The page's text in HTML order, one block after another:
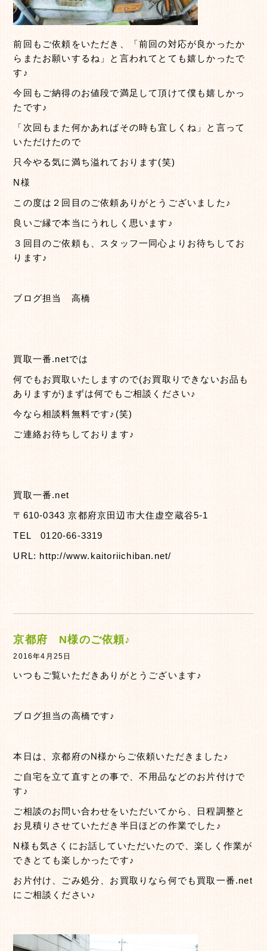
前回もご依頼をいただき、「前回の対応が良かったか
らまたお願いするね」と言われてとても嬉しかったで
す♪
今回もご納得のお値段で満足して頂けて僕も嬉しかっ
たです♪
「次回もまた何かあればその時も宜しくね」と言って
いただけたので
只今やる気に満ち溢れております(笑)
N様
この度は２回目のご依頼ありがとうございました♪
良いご縁で本当にうれしく思います♪
３回目のご依頼も、スタッフ一同心よりお待ちしてお
ります♪
ブログ担当 高橋
買取一番.netでは
何でもお買取いたしますので(お買取りできないお品も
ありますが)まずは何でもご相談ください♪
今なら相談料無料です♪(笑)
ご連絡お待ちしております♪
買取一番.net
〒610-0343 京都府京田辺市大住虚空蔵谷5-1
TEL 0120-66-3319
URL: http://www.kaitoriichiban.net/
京都府 N様のご依頼♪
2016年4月25日
いつもご覧いただきありがとうございます♪
ブログ担当の高橋です♪
本日は、京都府のN様からご依頼いただきました♪
ご自宅を立て直すとの事で、不用品などのお片付けで
す♪
ご相談のお問い合わせをいただいてから、日程調整と
お見積りさせていただき半日ほどの作業でした♪
N様も気さくにお話していただいたので、楽しく作業が
できとても楽しかったです♪
お片付け、ごみ処分、お買取りなら何でも買取一番.net
にご相談ください♪